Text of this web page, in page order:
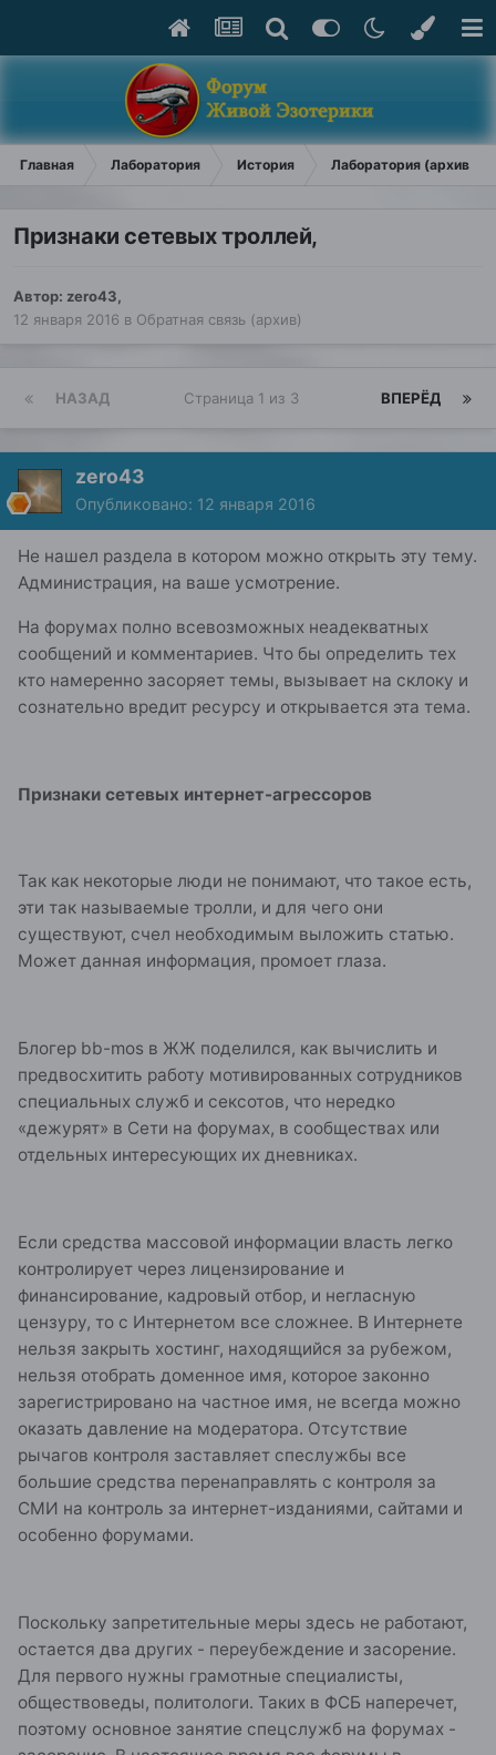
Главная Лаборатория История Лаборатория (архив)
Признаки сетевых троллей,
Автор: zero43,
12 января 2016 в Обратная связь (архив)
НАЗАД ВПЕРЁД
Страница 1 из 3
zero43
Опубликовано: 12 января 2016
Не нашел раздела в котором можно открыть эту тему.
Администрация, на ваше усмотрение.
На форумах полно всевозможных неадекватных
сообщений и комментариев. Что бы определить тех
кто намеренно засоряет темы, вызывает на склоку и
сознательно вредит ресурсу и открывается эта тема.
Признаки сетевых интернет-агрессоров
Так как некоторые люди не понимают, что такое есть,
эти так называемые тролли, и для чего они
существуют, счел необходимым выложить статью.
Может данная информация, промоет глаза.
Блогер bb-mos в ЖЖ поделился, как вычислить и
предвосхитить работу мотивированных сотрудников
специальных служб и сексотов, что нередко
«дежурят» в Сети на форумах, в сообществах или
отдельных интересующих их дневниках.
Если средства массовой информации власть легко
контролирует через лицензирование и
финансирование, кадровый отбор, и негласную
цензуру, то с Интернетом все сложнее. В Интернете
нельзя закрыть хостинг, находящийся за рубежом,
нельзя отобрать доменное имя, которое законно
зарегистрировано на частное имя, не всегда можно
оказать давление на модератора. Отсутствие
рычагов контроля заставляет спеслужбы все
большие средства перенаправлять с контроля за
СМИ на контроль за интернет-изданиями, сайтами и
особенно форумами.
Поскольку запретительные меры здесь не работают,
остается два других - переубеждение и засорение.
Для первого нужны грамотные специалисты,
обществоведы, политологи. Таких в ФСБ наперечет,
поэтому основное занятие спецслужб на форумах -